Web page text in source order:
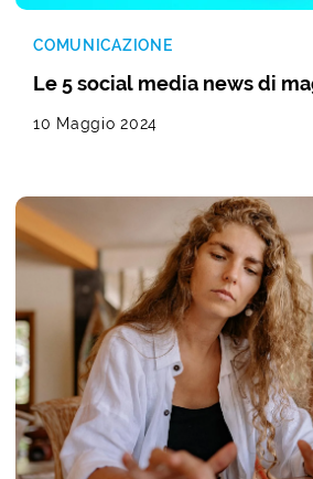
COMUNICAZIONE
Le 5 social media news di
10 Maggio 2024